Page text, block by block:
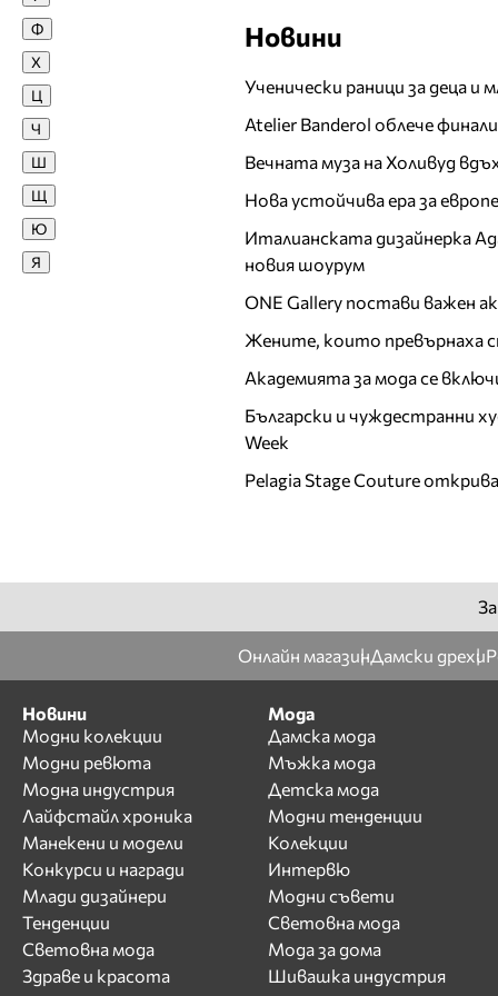
Новини
Ученически раници за деца и
Atelier Banderol облече
Вечната муза на Холивуд
Нова устойчива ера за
Италианската дизайнерка
новия шоурум
ONE Gallery постави важен
Жените, които превърнаха
Академията за мода се
Български и чуждестранни
Week
Pelagia Stage Couture
Дони
Е
Евгени Минчев
Евгения Живкова
Едис Пала
Екатерина Тонева
Елен Колева
Елена
Ива Екимова
Й
К
Кали
Калин Вельов
Камелия
Камелия Тодорова
Катя от дует Ритон
Койна Русева
Красимир Радков
Ф
Х
Ц
Ч
Ш
Щ
Ю
Я
Онлайн магазинДамски дрехи
Новини
Модни колекции
Модни ревюта
Модна индустрия
Лайфстайл хроника
Манекени и модели
Конкурси и награди
Млади дизайнери
Тенденции
Световна мода
Здраве и красота
Мода
Дамска мода
Мъжка мода
Детска мода
Модни тенденции
Колекции
Интервю
Модни съвети
Световна мода
Мода за дома
Шивашка индустрия